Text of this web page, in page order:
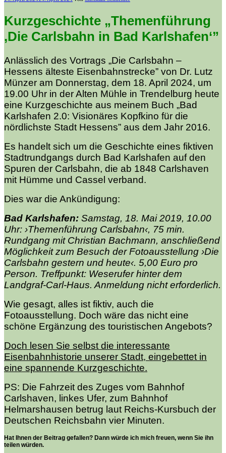
Kurzgeschichte „Themenführung
‚Die Carlsbahn in Bad Karlshafen‘”
Anlässlich des Vortrags „Die Carlsbahn –
Hessens älteste Eisenbahnstrecke” von Dr. Lutz
Münzer am Donnerstag, dem 18. April 2024, um
19.00 Uhr in der Alten Mühle in Trendelburg heute
eine Kurzgeschichte aus meinem Buch „Bad
Karlshafen 2.0: Visionäres Kopfkino für die
nördlichste Stadt Hessens” aus dem Jahr 2016.
Es handelt sich um die Geschichte eines fiktiven
Stadtrundgangs durch Bad Karlshafen auf den
Spuren der Carlsbahn, die ab 1848 Carlshaven
mit Hümme und Cassel verband.
Dies war die Ankündigung:
Bad Karlshafen: Samstag, 18. Mai 2019, 10.00
Uhr: ›Themenführung Carlsbahn‹, 75 min.
Rundgang mit Christian Bachmann, anschließend
Möglichkeit zum Besuch der Fotoausstellung ›Die
Carlsbahn gestern und heute‹. 5,00 Euro pro
Person. Treffpunkt: Weserufer hinter dem
Landgraf-Carl-Haus. Anmeldung nicht erforderlich.
Wie gesagt, alles ist fiktiv, auch die
Fotoausstellung. Doch wäre das nicht eine
schöne Ergänzung des touristischen Angebots?
Doch lesen Sie selbst die interessante
Eisenbahnhistorie unserer Stadt, eingebettet in
eine spannende Kurzgeschichte.
PS: Die Fahrzeit des Zuges vom Bahnhof
Carlshaven, linkes Ufer, zum Bahnhof
Helmarshausen betrug laut Reichs-Kursbuch der
Deutschen Reichsbahn vier Minuten.
Hat Ihnen der Beitrag gefallen? Dann würde ich mich freuen, wenn Sie ihn
teilen würden.